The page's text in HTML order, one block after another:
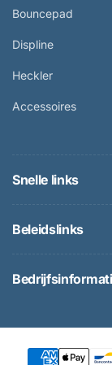
Bouncepad
Displine
Heckler
Accessoires
Snelle links
Beleidslinks